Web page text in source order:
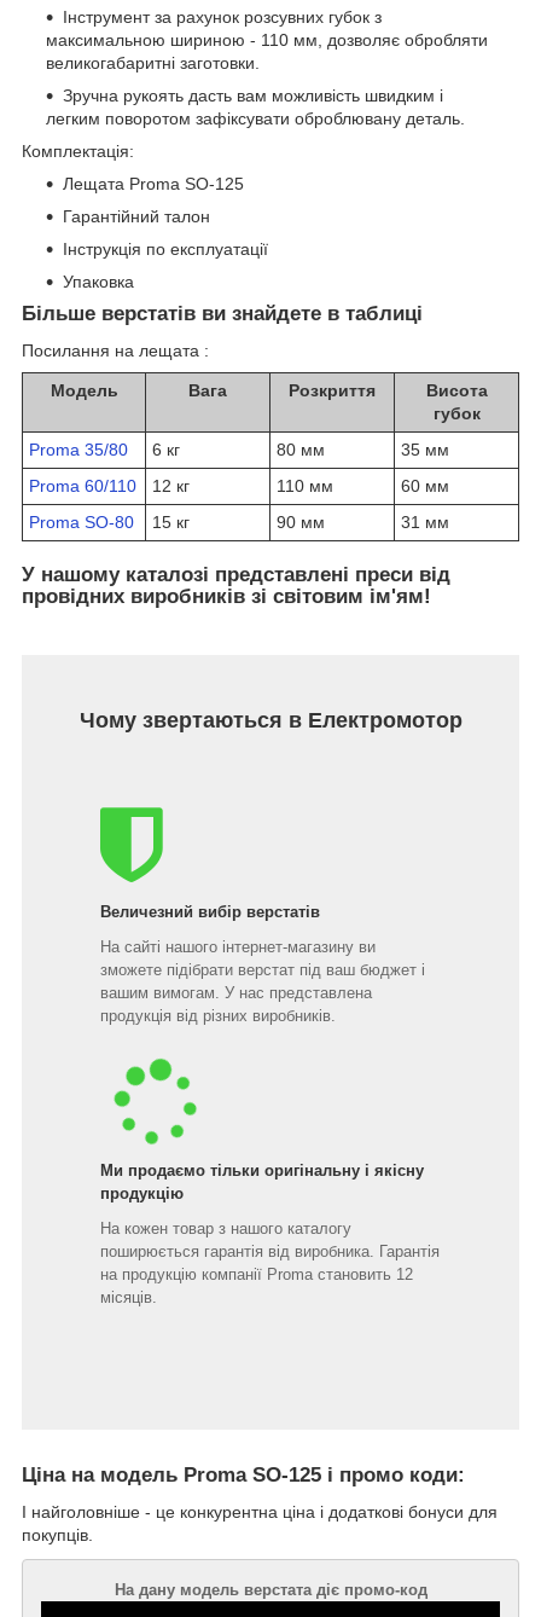
Інструмент за рахунок розсувних губок з
максимальною шириною - 110 мм, дозволяє обробляти
великогабаритні заготовки.
Зручна рукоять дасть вам можливість швидким і
легким поворотом зафіксувати оброблювану деталь.
Комплектація:
Лещата Proma SO-125
Гарантійний талон
Інструкція по експлуатації
Упаковка
Більше верстатів ви знайдете в таблиці
Посилання на лещата :
Модель Вага Розкриття
Висота
губок
Proma 35/80
6 кг 80 мм
35 мм
Proma 60/110
12 кг 110 мм
60 мм
Proma SO-80
15 кг 90 мм 31 мм
У нашому каталозі представлені преси від
провідних виробників зі світовим ім'ям!
Чому звертаються в Електромотор
Величезний вибір верстатів
На сайті нашого інтернет-магазину ви
зможете підібрати верстат під ваш бюджет і
вашим вимогам. У нас представлена
продукція від різних виробників.
Ми продаємо тільки оригінальну і якісну
продукцію
На кожен товар з нашого каталогу
поширюється гарантія від виробника. Гарантія
на продукцію компанії Proma становить 12
місяців.
Ціна на модель Proma SO-125 і промо коди:
І найголовніше - це конкурентна ціна і додаткові бонуси для
покупців.
На дану модель верстата діє промо-код